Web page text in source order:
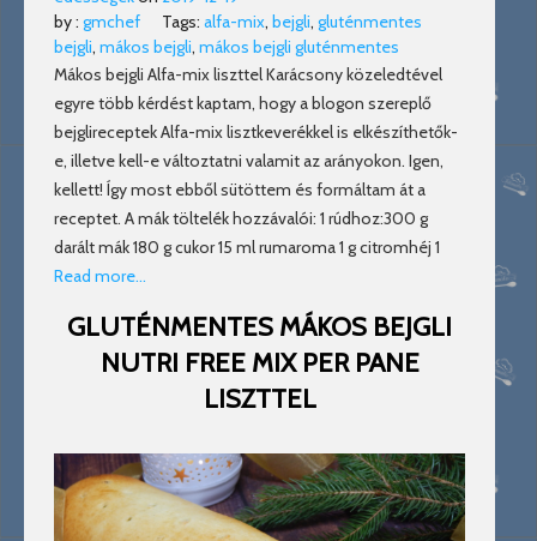
by : gmchef Tags: alfa-mix, bejgli, gluténmentes
bejgli, mákos bejgli, mákos bejgli gluténmentes
Mákos bejgli Alfa-mix liszttel Karácsony közeledtével
egyre több kérdést kaptam, hogy a blogon szereplő
bejglireceptek Alfa-mix lisztkeverékkel is elkészíthetők-
e, illetve kell-e változtatni valamit az arányokon. Igen,
kellett! Így most ebből sütöttem és formáltam át a
receptet. A mák töltelék hozzávalói: 1 rúdhoz:300 g
darált mák 180 g cukor 15 ml rumaroma 1 g citromhéj 1
Read more…
GLUTÉNMENTES MÁKOS BEJGLI
NUTRI FREE MIX PER PANE
LISZTTEL